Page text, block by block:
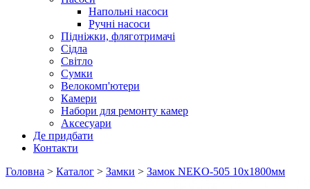
Напольні насоси
Ручні насоси
Підніжки, фляготримачі
Сідла
Світло
Сумки
Велокомп'ютери
Камери
Набори для ремонту камер
Аксесуари
Де придбати
Контакти
Головна > Каталог > Замки > Замок NEKO-505 10х1800мм